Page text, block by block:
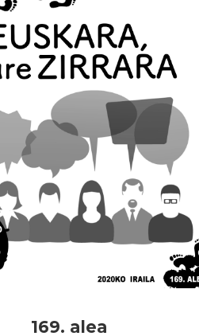
169. alea